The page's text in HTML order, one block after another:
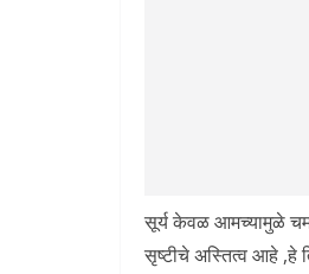
सूर्य केवळ आमच्यामुळे
सृष्टीचे अस्तित्व आहे ,हे